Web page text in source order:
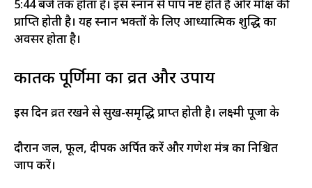
5:44 बजे तक होता है। इस स्नान से पाप नष्ट होते हैं और मोक्ष की
प्राप्ति होती है। यह स्नान भक्तों के लिए आध्यात्मिक शुद्धि का
अवसर होता है।​
कार्तिक पूर्णिमा का व्रत और उपाय
इस दिन व्रत रखने से सुख-समृद्धि प्राप्त होती है। लक्ष्मी पूजा के
दौरान जल, फूल, दीपक अर्पित करें और गणेश मंत्र का निश्चित
जाप करें।